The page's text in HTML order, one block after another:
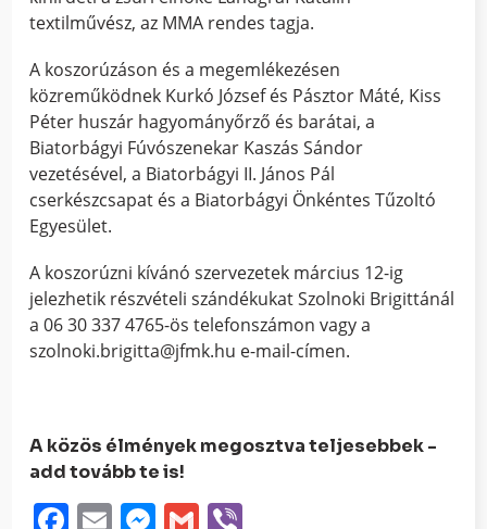
textilművész, az MMA rendes tagja.
A koszorúzáson és a megemlékezésen
közreműködnek Kurkó József és Pásztor Máté, Kiss
Péter huszár hagyományőrző és barátai, a
Biatorbágyi Fúvószenekar Kaszás Sándor
vezetésével, a Biatorbágyi II. János Pál
cserkészcsapat és a Biatorbágyi Önkéntes Tűzoltó
Egyesület.
A koszorúzni kívánó szervezetek március 12-ig
jelezhetik részvételi szándékukat Szolnoki Brigittánál
a 06 30 337 4765-ös telefonszámon vagy a
szolnoki.brigitta@jfmk.hu e-mail-címen.
A közös élmények megosztva teljesebbek -
add tovább te is!